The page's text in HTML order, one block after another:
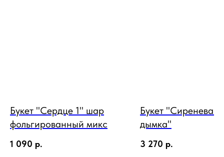
Букет "Сердце 1" шар
фольгированный микс
1 090 р.
Букет "Сиреневая
дымка"
3 270 р.